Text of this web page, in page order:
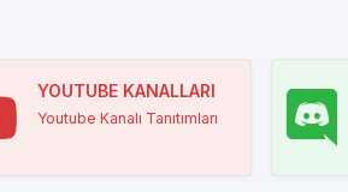
YOUTUBE KANALLARI
Youtube Kanalı Tanıtımları